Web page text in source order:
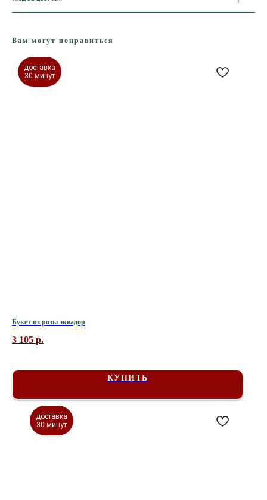
Вам могут понравиться
доставка
30 минут
Букет из розы эквадор
3 105 р.
КУПИТЬ
доставка
30 минут